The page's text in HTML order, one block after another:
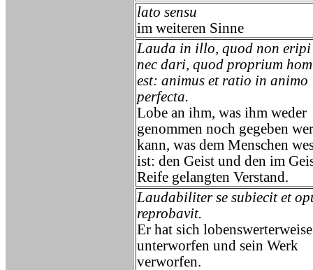
lato sensu
im weiteren Sinne
Lauda in illo, quod non eripi
nec dari, quod proprium
est: animus et ratio in animo
perfecta.
Lobe an ihm, was ihm weder
genommen noch gegeben
kann, was dem Menschen
ist: den Geist und den im
Reife gelangten Verstand.
Laudabiliter se subiecit et
reprobavit.
Er hat sich lobenswerterweise
unterworfen und sein Werk
verworfen.